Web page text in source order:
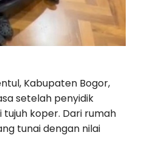
Kabupaten Bogor,
setelah penyidik
koper. Dari rumah
tunai dengan nilai